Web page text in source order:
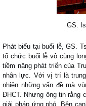
GS.
Phát biểu tại buổi lễ, GS.
tổ chức buổi lễ vô cùng
tiềm năng phát triển của
nhân lực. Với vị trí là
nhiên những vấn đề mà
ĐHCT. Nhưng ông tin rằng
giải pháp ứng phó. Bên